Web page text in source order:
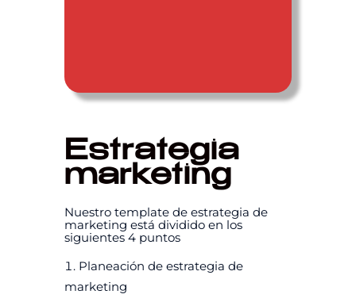
Estrategia
marketing
Nuestro template de estrategia de
marketing está dividido en los
siguientes 4 puntos
Planeación de estrategia de
marketing